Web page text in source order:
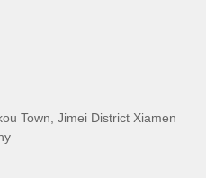
Town, Jimei District Xiamen